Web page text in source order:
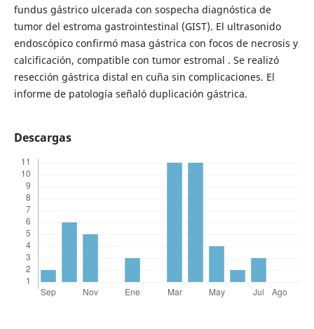
fundus gástrico ulcerada con sospecha diagnóstica de
tumor del estroma gastrointestinal (GIST). El ultrasonido
endoscópico confirmó masa gástrica con focos de necrosis y
calcificación, compatible con tumor estromal . Se realizó
resección gástrica distal en cuña sin complicaciones. El
informe de patología señaló duplicación gástrica.
Descargas